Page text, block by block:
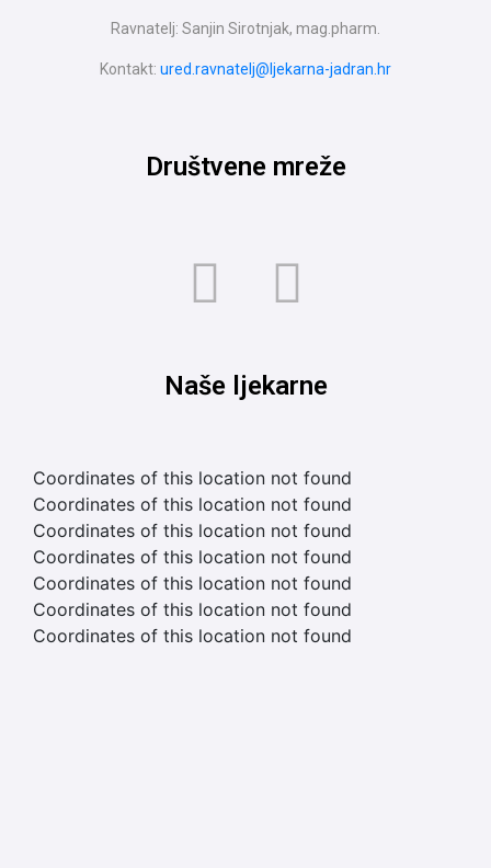
Ravnatelj: Sanjin Sirotnjak, mag.pharm.
Kontakt: ured.ravnatelj@ljekarna-jadran.hr
Društvene mreže
Naše ljekarne
Coordinates of this location not found
Coordinates of this location not found
Coordinates of this location not found
Coordinates of this location not found
Coordinates of this location not found
Coordinates of this location not found
Coordinates of this location not found